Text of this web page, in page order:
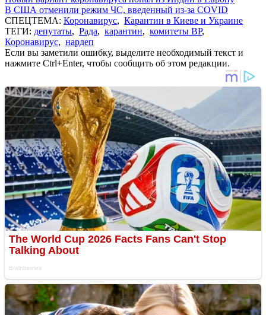
В США отменили режим ЧС, введенный из-за COVID
СПЕЦТЕМА: Коронавирус, Карантин в Киеве и Украине
ТЕГИ: депутаты, Рада, карантин, комитеты ВР,
Коронавирус, нардеп
Если вы заметили ошибку, выделите необходимый текст и
нажмите Ctrl+Enter, чтобы сообщить об этом редакции.